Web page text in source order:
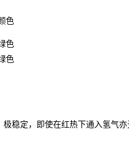
色
色
色
稳定，即使在红热下通入氢气